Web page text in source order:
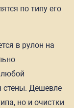
по типу его
в рулон на
стены. Дешевле
но и очистки